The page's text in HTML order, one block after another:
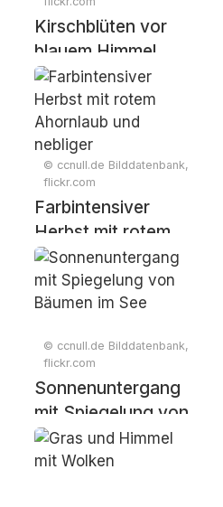
Kirschblüten vor
blauem Himmel
© ccnull.de Bilddatenbank,
flickr.com
Farbintensiver
Herbst mit rotem
Ahornlaub und
nebliger
Berglandschaft
© ccnull.de Bilddatenbank,
flickr.com
Sonnenuntergang
mit Spiegelung von
Bäumen im See